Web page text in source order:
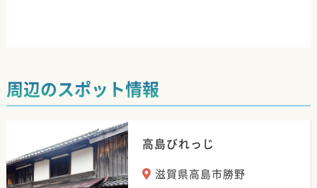
周辺のスポット情報
高島びれっじ
滋賀県高島市勝野